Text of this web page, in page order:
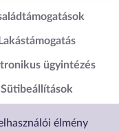
élmény
Lakástámogatás
ügyintézés
Sütibeállítások